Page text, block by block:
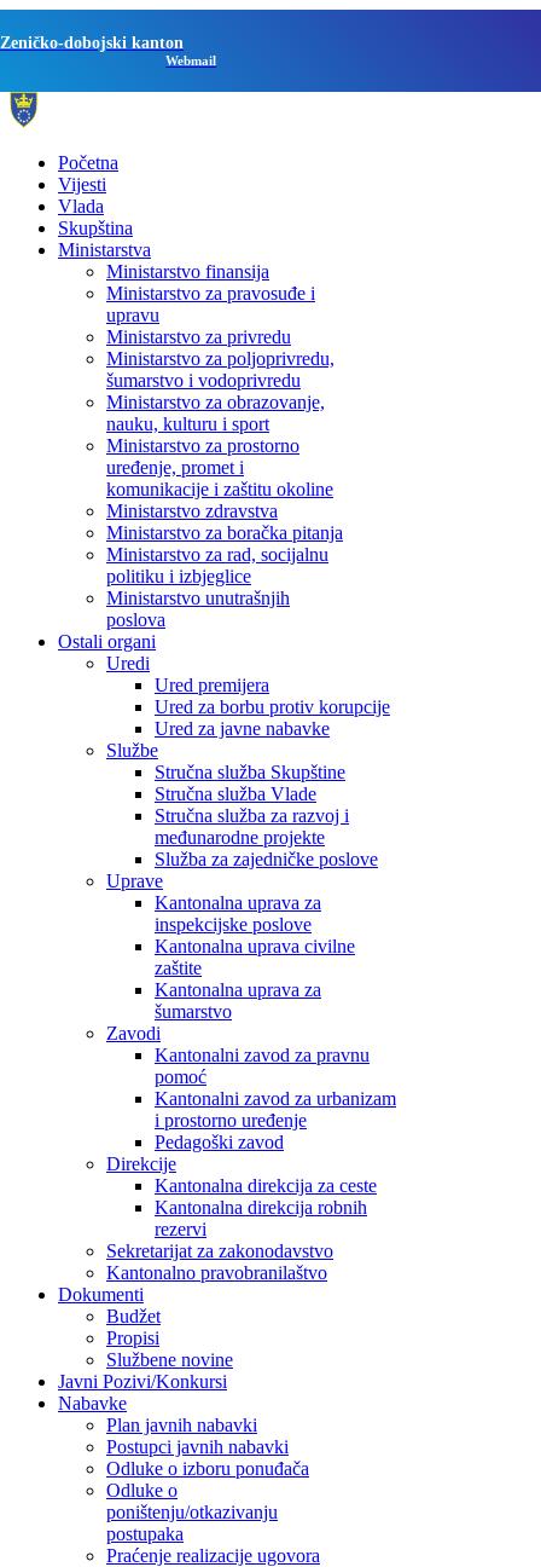
Zeničko-dobojski kanton
Webmail
Početna
Vijesti
Vlada
Skupština
Ministarstva
Ministarstvo finansija
Ministarstvo za pravosuđe i
upravu
Ministarstvo za privredu
Ministarstvo za poljoprivredu,
šumarstvo i vodoprivredu
Ministarstvo za obrazovanje,
nauku, kulturu i sport
Ministarstvo za prostorno
uređenje, promet i
komunikacije i zaštitu okoline
Ministarstvo zdravstva
Ministarstvo za boračka pitanja
Ministarstvo za rad, socijalnu
politiku i izbjeglice
Ministarstvo unutrašnjih
poslova
Ostali organi
Uredi
Ured premijera
Ured za borbu protiv korupcije
Ured za javne nabavke
Službe
Stručna služba Skupštine
Stručna služba Vlade
Stručna služba za razvoj i
međunarodne projekte
Služba za zajedničke poslove
Uprave
Kantonalna uprava za
inspekcijske poslove
Kantonalna uprava civilne
zaštite
Kantonalna uprava za
šumarstvo
Zavodi
Kantonalni zavod za pravnu
pomoć
Kantonalni zavod za urbanizam
i prostorno uređenje
Pedagoški zavod
Direkcije
Kantonalna direkcija za ceste
Kantonalna direkcija robnih
rezervi
Sekretarijat za zakonodavstvo
Kantonalno pravobranilaštvo
Dokumenti
Budžet
Propisi
Službene novine
Javni Pozivi/Konkursi
Nabavke
Plan javnih nabavki
Postupci javnih nabavki
Odluke o izboru ponuđača
Odluke o
poništenju/otkazivanju
postupaka
Praćenje realizacije ugovora